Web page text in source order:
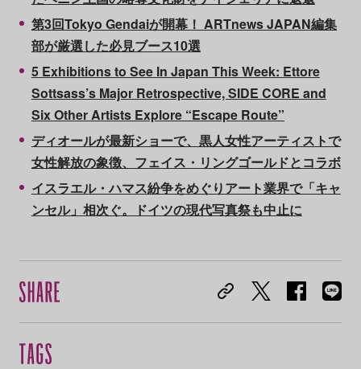
第3回Tokyo Gendaiが開幕！ ARTnews JAPAN編集
部が厳選した必見ブース10選
5 Exhibitions to See In Japan This Week: Ettore
Sottsass’s Major Retrospective, SIDE CORE and
Six Other Artists Explore “Escape Route”
ディオールが最新ショーで、黒人女性アーティストで
女性解放の象徴、フェイス・リングゴールドとコラボ
イスラエル・ハマス紛争をめぐりアート業界で「キャ
ンセル」相次ぐ。ドイツの現代写真祭も中止に